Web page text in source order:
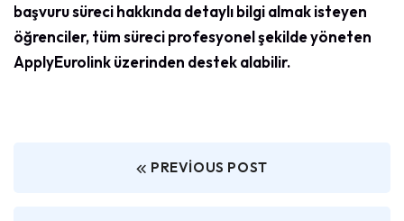
başvuru süreci hakkında detaylı bilgi almak isteyen
öğrenciler, tüm süreci profesyonel şekilde yöneten
ApplyEurolink üzerinden destek alabilir.
PREVIOUS POST